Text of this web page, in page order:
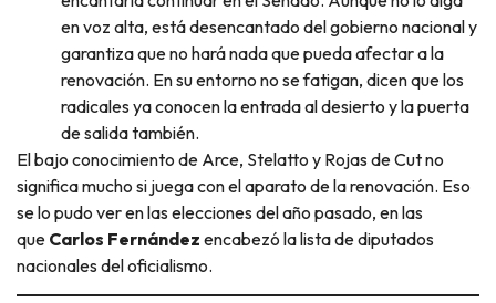
en voz alta, está desencantado del gobierno nacional y
garantiza que no hará nada que pueda afectar a la
renovación. En su entorno no se fatigan, dicen que los
radicales ya conocen la entrada al desierto y la puerta
de salida también.
El bajo conocimiento de Arce, Stelatto y Rojas de Cut no
significa mucho si juega con el aparato de la renovación. Eso
se lo pudo ver en las elecciones del año pasado, en las
que Carlos Fernández encabezó la lista de diputados
nacionales del oficialismo.